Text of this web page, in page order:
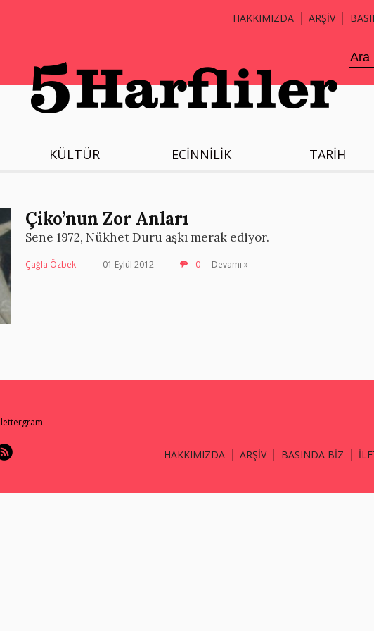
HAKKIMIZDA ARŞİV
KÜLTÜR ECİNNİLİK TARİH
Çiko’nun Zor Anları
Sene 1972, Nükhet Duru aşkı merak ediyor.
Çağla Özbek 01 Eylül 2012 0 Devamı »
lettergram
HAKKIMIZDA ARŞİV BASINDA BİZ